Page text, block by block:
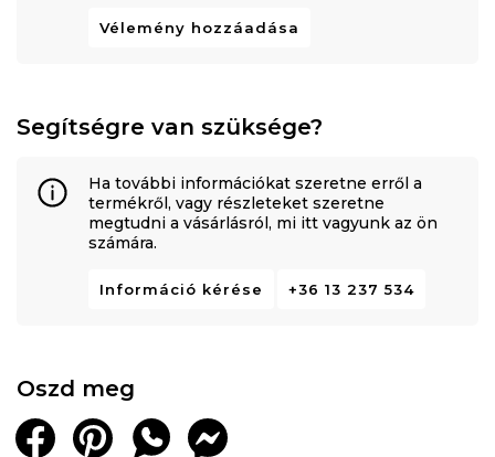
Vélemény hozzáadása
Segítségre van szüksége?
Ha további információkat szeretne erről a
termékről, vagy részleteket szeretne
megtudni a vásárlásról, mi itt vagyunk az ön
számára.
Információ kérése +36 13 237 534
Oszd meg